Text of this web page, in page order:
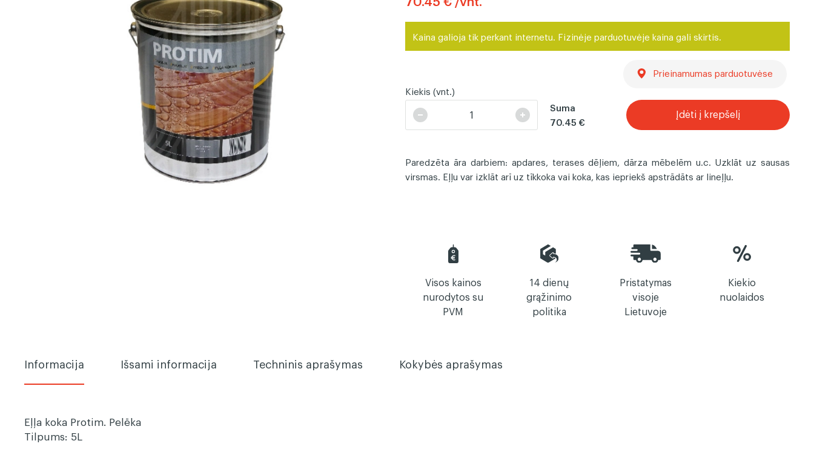
Pjautinė mediena
Išdžiovinta
Nedžiovinta
Impregnuota
Kaina galioja tik perkant internetu. Fizinėje parduotuvėje kaina gali skirtis.
Kiekis (vnt.)
Suma
70.45 €
Prieinamumas parduotuvėse
Įdėti į krepšelį
Paredzēta āra darbiem: apdares, terases dēļiem, dārza mēbelēm u.c. Uzklāt uz sausas
virsmas. Eļļu var izklāt arī uz tīkkoka vai koka, kas iepriekš apstrādāts ar lineļļu.
Visos kainos
nurodytos su
PVM
14 dienų
grąžinimo
politika
Pristatymas
visoje
Lietuvoje
Kiekio
nuolaidos
Informacija Išsami informacija Techninis aprašymas Kokybės aprašymas
Eļļa koka Protim. Pelēka
Tilpums: 5L